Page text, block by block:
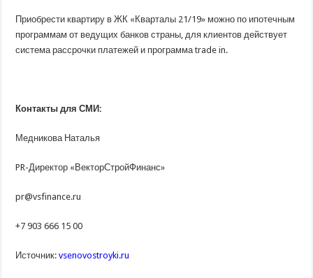
Приобрести квартиру в ЖК «Кварталы 21/19» можно по ипотечным
программам от ведущих банков страны, для клиентов действует
система рассрочки платежей и программа trade in.
Контакты для СМИ:
Медникова Наталья
PR-Директор «ВекторСтройФинанс»
pr@vsfinance.ru
+7 903 666 15 00
Источник:vsenovostroyki.ru